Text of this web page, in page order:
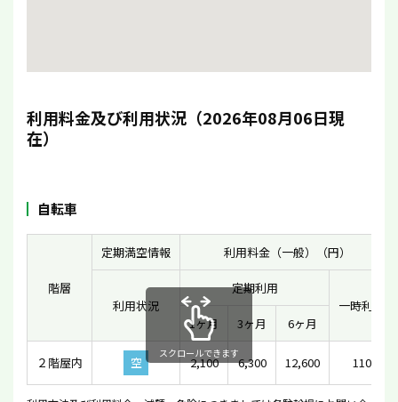
利用料金及び利用状況（2026年08月06日現
在）
自転車
階層
定期満空情報 利用料金（一般）（円）
利用状況
定期利用
一時利用
1ヶ月
3ヶ月 6ヶ月
２階屋内 空 2,100 6,300 12,600 110
スクロールできます